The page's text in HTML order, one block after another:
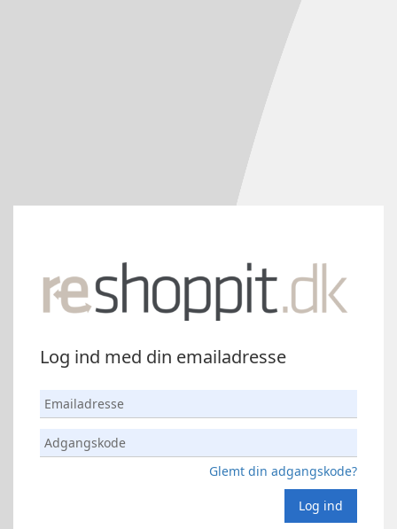
Log ind med din emailadresse
Glemt din adgangskode?
Log ind